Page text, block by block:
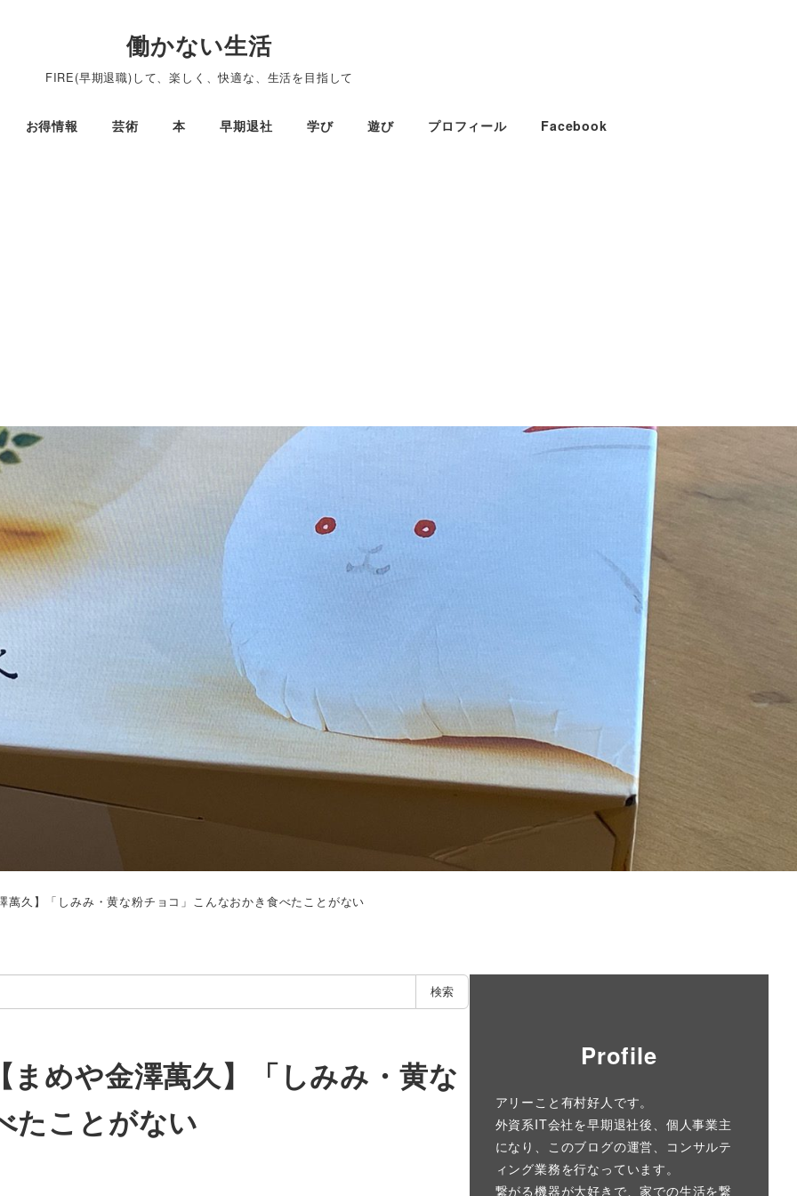
働かない生活
FIRE(早期退職)して、楽しく、快適な、生活を目指して
お得情報 芸術 本 早期退社 学び 遊び プロフィール Facebook
萬久】「しみみ・黄な粉チョコ」こんなおかき食べたことがない
検索
めや金澤萬久】「しみみ・黄な
たことがない
Profile
アリーこと有村好人です。
外資系IT会社を早期退社後、個人事業主
になり、このブログの運営、コンサルテ
ィング業務を行なっています。
繋がる機器が大好きで、家での生活を繋